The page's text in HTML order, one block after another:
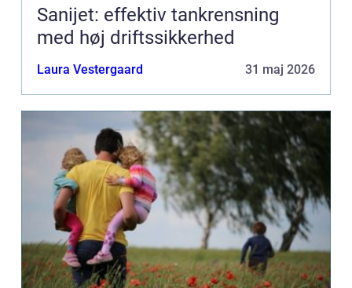
Sanijet: effektiv tankrensning
med høj driftssikkerhed
Laura Vestergaard 31 maj 2026